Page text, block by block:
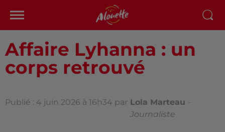
Affaire Lyhanna : un
corps retrouvé
Publié : 4 juin 2026 à 16h34 par Lola Marteau -
Journaliste